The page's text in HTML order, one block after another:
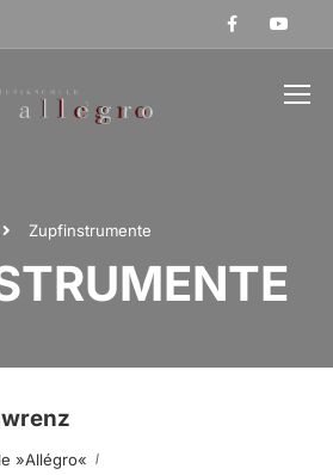
Zupfinstrumente
»allégro«